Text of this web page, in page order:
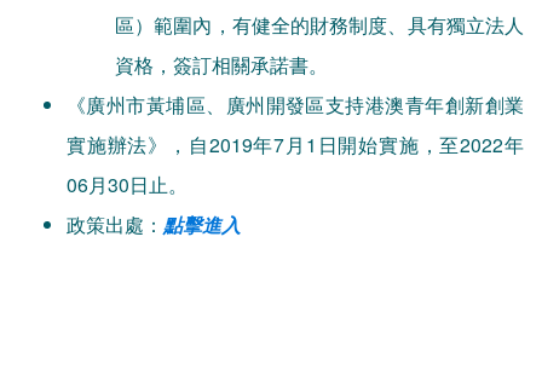
區）範圍內，有健全的財務制度、具有獨立法人
資格，簽訂相關承諾書。
《廣州市黃埔區、廣州開發區支持港澳青年創新創業
實施辦法》，自2019年7月1日開始實施，至2022年
06月30日止。
政策出處： 點擊進入